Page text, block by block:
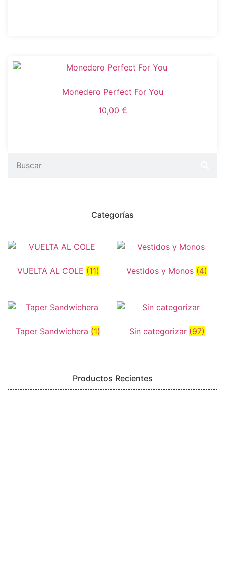
Monedero Perfect For You
10,00 €
Categorías
VUELTA AL COLE (11) Vestidos y Monos (4)
Taper Sandwichera (1) Sin categorizar (97)
Productos Recientes